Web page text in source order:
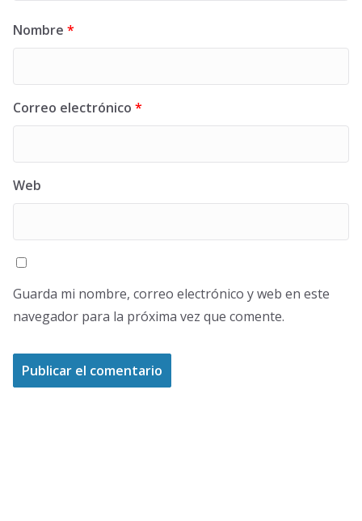
Nombre *
Correo electrónico *
Web
Guarda mi nombre, correo electrónico y web en este
navegador para la próxima vez que comente.